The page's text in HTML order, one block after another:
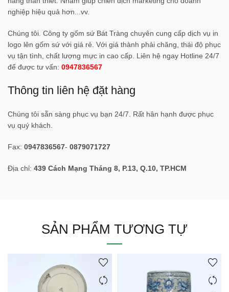
nghiệp hiệu quả hơn...vv.
Chúng tôi. Công ty gốm sứ Bát Tràng chuyên cung cấp dịch vụ in
logo lên gốm sứ với giá rẻ. Với giá thành phải chăng, thái độ phục
vụ tận tình, chất lượng mực in cao cấp. Liên hệ ngay Hotline 24/7
để được tư vấn: 0947836567
Thông tin liên hệ đặt hàng
Chúng tôi sẵn sàng phục vụ bạn 24/7. Rất hân hạnh được phục
vụ quý khách.
Fax: 0947836567- 0879071727
Địa chỉ: 439 Cách Mạng Tháng 8, P.13, Q.10, TP.HCM
SẢN PHẨM TƯƠNG TỰ